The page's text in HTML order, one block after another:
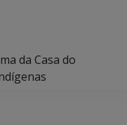
da Casa do